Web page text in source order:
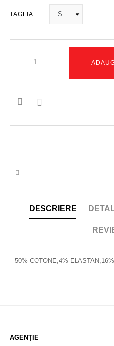
TAGLIA

DESCRIERE
50% COTONE,4%
AGENŢIE